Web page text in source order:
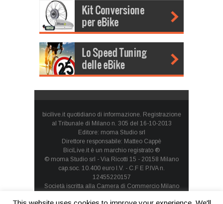
bicilive.it quotidiano di informazione. Registrazione
al Tribunale di Milano n. 305 del 16-10-2013
Editore: moma Studio srl
Direttore responsabile: Matteo Cappè
BiciLive.it è un marchio registrato ®
© moma Studio srl - Via Ricotti 15 - 20158 Milano
cap.soc. 10.400 euro I.V. - C.F E P.IVA n.
12455220157
Società iscritta alla Camera di Commercio Milano